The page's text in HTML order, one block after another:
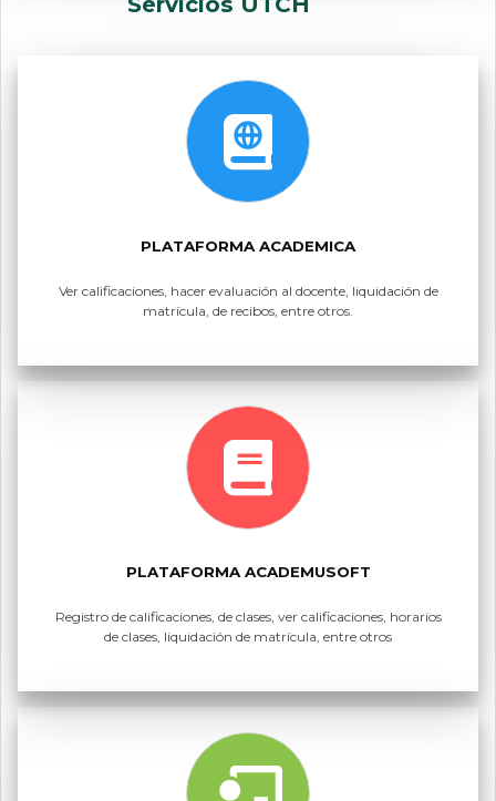
PLATAFORMA ACADEMICA
Ver calificaciones, hacer evaluación al docente, liquidación de
matrícula, de recibos, entre otros.
PLATAFORMA ACADEMUSOFT
Registro de calificaciones, de clases, ver calificaciones, horarios
de clases, liquidación de matrícula, entre otros